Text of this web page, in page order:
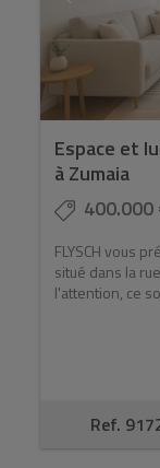
Espace et
à Zumaia
400.000
FLYSCH vous
situé dans la
l'attention, ce
Ref.